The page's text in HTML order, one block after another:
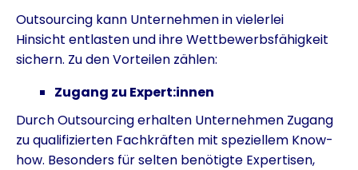
Outsourcing kann Unternehmen in vielerlei
Hinsicht entlasten und ihre Wettbewerbsfähigkeit
sichern. Zu den Vorteilen zählen:
Zugang zu Expert:innen
Durch Outsourcing erhalten Unternehmen Zugang
zu qualifizierten Fachkräften mit speziellem Know-
how. Besonders für selten benötigte Expertisen,